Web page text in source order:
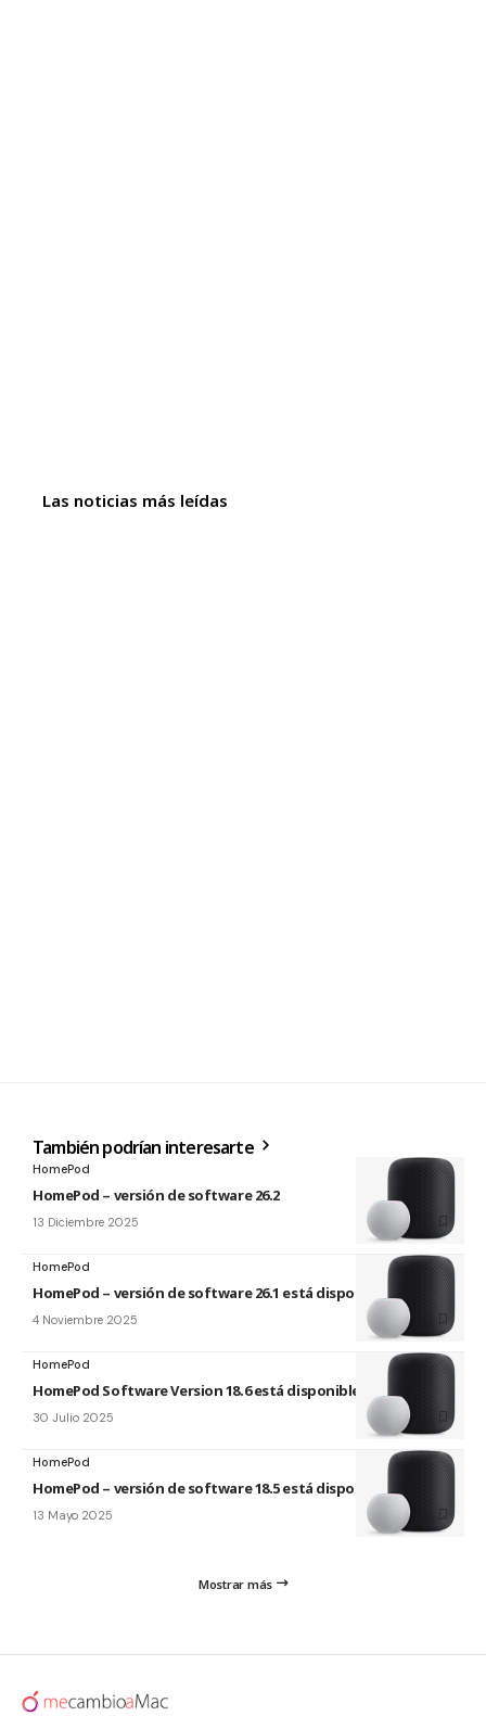
Las noticias más leídas
También podrían interesarte
HomePod
HomePod – versión de software 26.2
13 Diciembre 2025
HomePod
HomePod – versión de software 26.1 está disponible
4 Noviembre 2025
HomePod
HomePod Software Version 18.6 está disponible
30 Julio 2025
HomePod
HomePod – versión de software 18.5 está disponible
13 Mayo 2025
Mostrar más